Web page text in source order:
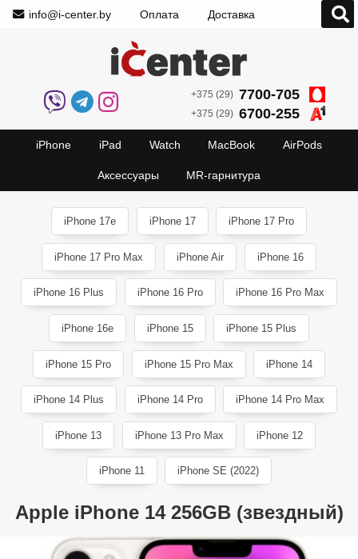
info@i-center.by Оплата Доставка
+375 (29) 7700-705
+375 (29) 6700-255
iPhone iPad Watch MacBook AirPods
Аксессуары MR-гарнитура
iPhone 17e iPhone 17 iPhone 17 Pro
iPhone 17 Pro Max iPhone Air iPhone 16
iPhone 16 Plus iPhone 16 Pro iPhone 16 Pro Max
iPhone 16e iPhone 15 iPhone 15 Plus
iPhone 15 Pro iPhone 15 Pro Max iPhone 14
iPhone 14 Plus iPhone 14 Pro iPhone 14 Pro Max
iPhone 13 iPhone 13 Pro Max iPhone 12
iPhone 11 iPhone SE (2022)
Apple iPhone 14 256GB (звездный)